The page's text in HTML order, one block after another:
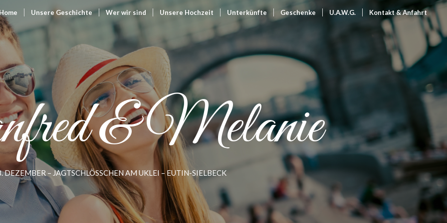
Unsere Geschichte Wer wir sind Unsere Hochzeit Unterkünfte Geschenke U.A.W.G. Kontakt & Anfahrt
& Melanie
DEZEMBER – JAGTSCHLÖSSCHEN AM UKLEI – EUTIN-SIELBECK